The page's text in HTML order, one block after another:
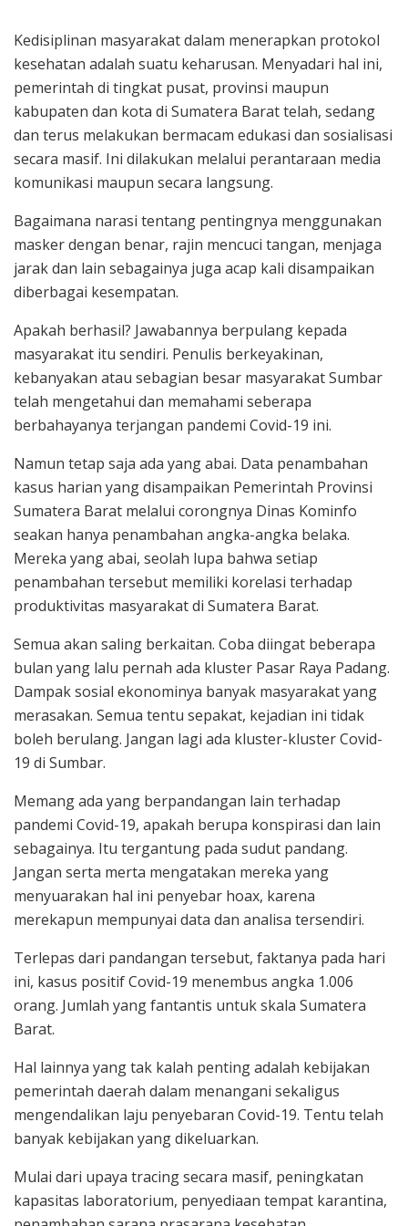
Kedisiplinan masyarakat dalam menerapkan protokol
kesehatan adalah suatu keharusan. Menyadari hal ini,
pemerintah di tingkat pusat, provinsi maupun
kabupaten dan kota di Sumatera Barat telah, sedang
dan terus melakukan bermacam edukasi dan sosialisasi
secara masif. Ini dilakukan melalui perantaraan media
komunikasi maupun secara langsung.
Bagaimana narasi tentang pentingnya menggunakan
masker dengan benar, rajin mencuci tangan, menjaga
jarak dan lain sebagainya juga acap kali disampaikan
diberbagai kesempatan.
Apakah berhasil? Jawabannya berpulang kepada
masyarakat itu sendiri. Penulis berkeyakinan,
kebanyakan atau sebagian besar masyarakat Sumbar
telah mengetahui dan memahami seberapa
berbahayanya terjangan pandemi Covid-19 ini.
Namun tetap saja ada yang abai. Data penambahan
kasus harian yang disampaikan Pemerintah Provinsi
Sumatera Barat melalui corongnya Dinas Kominfo
seakan hanya penambahan angka-angka belaka.
Mereka yang abai, seolah lupa bahwa setiap
penambahan tersebut memiliki korelasi terhadap
produktivitas masyarakat di Sumatera Barat.
Semua akan saling berkaitan. Coba diingat beberapa
bulan yang lalu pernah ada kluster Pasar Raya Padang.
Dampak sosial ekonominya banyak masyarakat yang
merasakan. Semua tentu sepakat, kejadian ini tidak
boleh berulang. Jangan lagi ada kluster-kluster Covid-
19 di Sumbar.
Memang ada yang berpandangan lain terhadap
pandemi Covid-19, apakah berupa konspirasi dan lain
sebagainya. Itu tergantung pada sudut pandang.
Jangan serta merta mengatakan mereka yang
menyuarakan hal ini penyebar hoax, karena
merekapun mempunyai data dan analisa tersendiri.
Terlepas dari pandangan tersebut, faktanya pada hari
ini, kasus positif Covid-19 menembus angka 1.006
orang. Jumlah yang fantantis untuk skala Sumatera
Barat.
Hal lainnya yang tak kalah penting adalah kebijakan
pemerintah daerah dalam menangani sekaligus
mengendalikan laju penyebaran Covid-19. Tentu telah
banyak kebijakan yang dikeluarkan.
Mulai dari upaya tracing secara masif, peningkatan
kapasitas laboratorium, penyediaan tempat karantina,